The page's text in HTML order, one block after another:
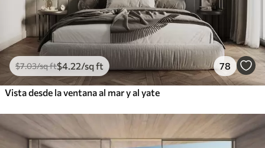
$7.03/sq ft$4 .22/sq ft 78
Vista desde la ventana al mar y al yate